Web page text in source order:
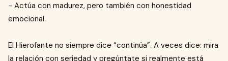
- Actúa con madurez, pero también con honestidad
emocional.
El Hierofante no siempre dice “continúa”. A veces dice: mira
la relación con seriedad y pregúntate si realmente está